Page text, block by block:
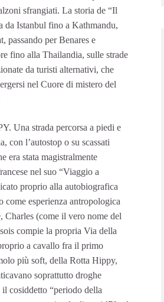
sfrangiati. La storia de “Il
da Istanbul fino a Kathmandu,
passando per Benares e
fino alla Thailandia, sulle strade
da turisti alternativi, che
nel Cuore di mistero del
Una strada percorsa a piedi e
con l’autostop o su scassati
era stata magistralmente
nel suo “Viaggio a
proprio alla autobiografica
come esperienza antropologica
Charles (come il vero nome del
compie la propria Via della
a cavallo fra il primo
più soft, della Rotta Hippy,
soprattutto droghe
cosiddetto “periodo della